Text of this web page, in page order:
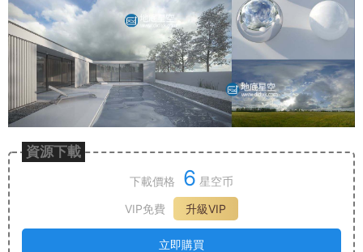
資源下載
下載價格 6 星空币
VIP免費
升級VIP
立即購買